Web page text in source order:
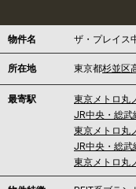
物件名 ザ・プレイス
所在地 東京都杉並区
最寄駅 東京メトロ丸
JR中央・総武
東京メトロ丸
JR中央・総武
東京メトロ丸